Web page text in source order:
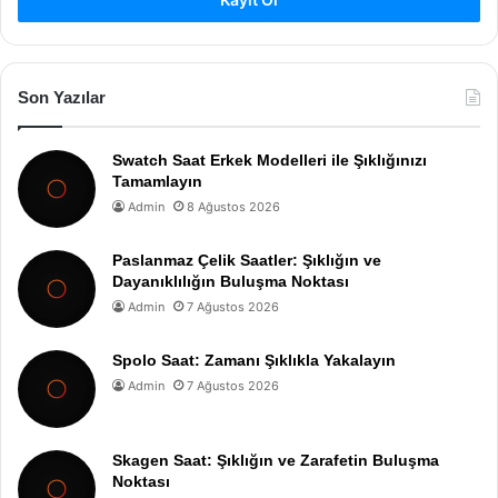
Son Yazılar
Swatch Saat Erkek Modelleri ile Şıklığınızı
Tamamlayın
Admin 8 Ağustos 2026
Paslanmaz Çelik Saatler: Şıklığın ve
Dayanıklılığın Buluşma Noktası
Admin 7 Ağustos 2026
Spolo Saat: Zamanı Şıklıkla Yakalayın
Admin 7 Ağustos 2026
Skagen Saat: Şıklığın ve Zarafetin Buluşma
Noktası